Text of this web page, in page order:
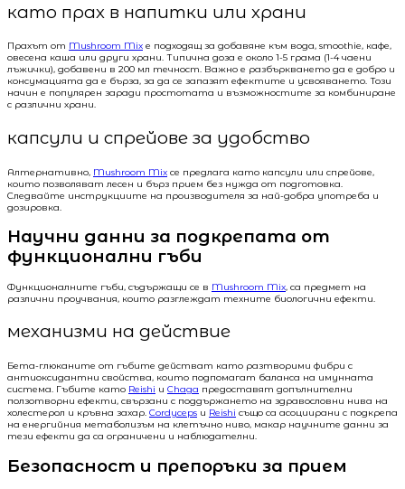
като прах в напитки или храни
Прахът от Mushroom Mix е подходящ за добавяне към вода, smoothie, кафе,
овесена каша или други храни. Типична доза е около 1-5 грама (1-4 чаени
лъжички), добавени в 200 мл течност. Важно е разбъркването да е добро и
консумацията да е бърза, за да се запазят ефектите и усвояването. Този
начин е популярен заради простотата и възможностите за комбиниране
с различни храни.
капсули и спрейове за удобство
Алтернативно, Mushroom Mix се предлага като капсули или спрейове,
които позволяват лесен и бърз прием без нужда от подготовка.
Следвайте инструкциите на производителя за най-добра употреба и
дозировка.
Научни данни за подкрепата от
функционални гъби
Функционалните гъби, съдържащи се в Mushroom Mix, са предмет на
различни проучвания, които разглеждат техните биологични ефекти.
механизми на действие
Бета-глюканите от гъбите действат като разтворими фибри с
антиоксидантни свойства, които подпомагат баланса на имунната
система. Гъбите като Reishi и Chaga предоставят допълнителни
ползотворни ефекти, свързани с поддържането на здравословни нива на
холестерол и кръвна захар. Cordyceps и Reishi също са асоциирани с подкрепа
на енергийния метаболизъм на клетъчно ниво, макар научните данни за
тези ефекти да са ограничени и наблюдателни.
Безопасност и препоръки за прием